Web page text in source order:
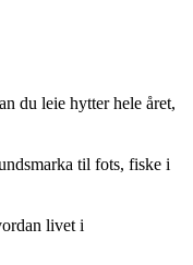
du leie hytter hele året,
til fots, fiske i
livet i